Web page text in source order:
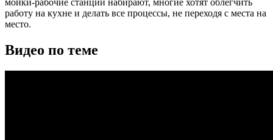
работу на кухне и делать все процессы, не переходя с места на
место.
Видео по теме